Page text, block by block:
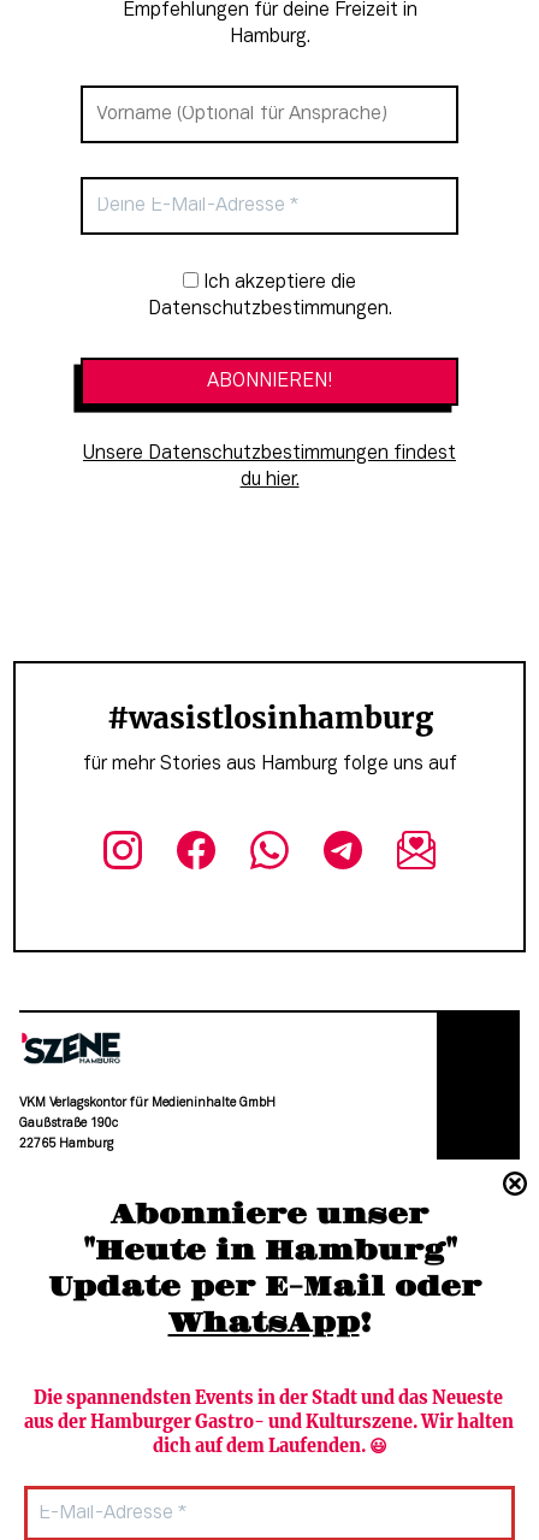
Abonniere unser
"Heute in Hamburg"
Update per E-Mail oder
WhatsApp!
Die spannendsten Events in der Stadt und das Neueste
aus der Hamburger Gastro- und Kulturszene. Wir halten
dich auf dem Laufenden. 😃
Empfehlungen für deine Freizeit in
Hamburg.
Newsletter-Anmeldung
Datenschutzbestimmungen.
Unsere Datenschutzbestimmungen findest
du hier.
#wasistlosinhamburg
für mehr Stories aus Hamburg folge uns auf
VKM Verlagskontor für Medieninhalte GmbH
Gaußstraße 190c
22765 Hamburg
moc.grubmah-enezs@ofni
Newsletter abonnieren
HAMBURG PUR
Verlag